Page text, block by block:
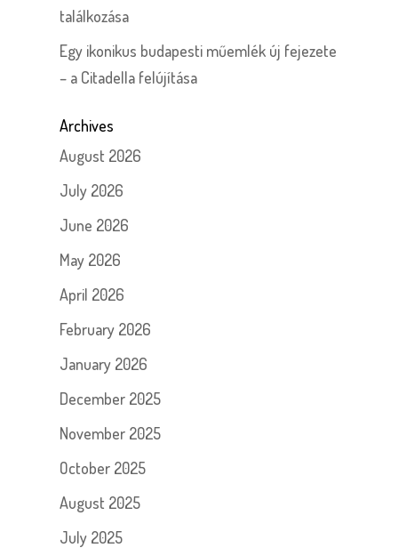
találkozása
Egy ikonikus budapesti műemlék új fejezete
– a Citadella felújítása
Archives
August 2026
July 2026
June 2026
May 2026
April 2026
February 2026
January 2026
December 2025
November 2025
October 2025
August 2025
July 2025